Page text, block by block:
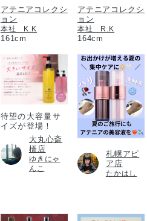
アテニアコレクシ
ョン
本社 K.K
161cm
アテニアコレクシ
ョン
本社 R.K
164cm
待望の大容量サ
イズが登場！
大丸心斎
橋店
ゆきにゃ
んこ
札幌アピ
ア店
たかはし